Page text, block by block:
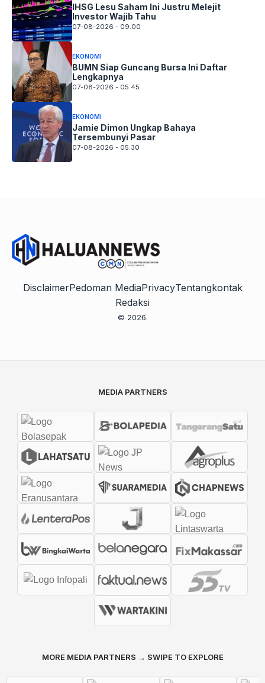
IHSG Lesu Saham Ini Justru Melejit
Investor Wajib Tahu
07-08-2026 - 09.00
EKONOMI
BUMN Siap Guncang Bursa Ini Daftar
Lengkapnya
07-08-2026 - 05.45
EKONOMI
Jamie Dimon Ungkap Bahaya
Tersembunyi Pasar
07-08-2026 - 05.30
DisclaimerPedoman MediaPrivacyTentangkontak
Redaksi
© 2026.
MEDIA PARTNERS
MORE MEDIA PARTNERS → SWIPE TO EXPLORE